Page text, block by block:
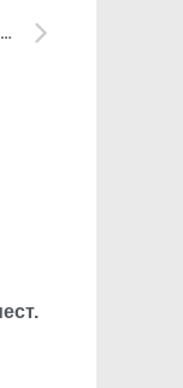
В стоматологи идут. Стала известна самая востребованная специальность целевого приема в медвузы